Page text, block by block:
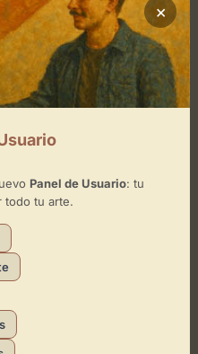
Mapa
×
Panel de Usuario: tu
todo tu arte.